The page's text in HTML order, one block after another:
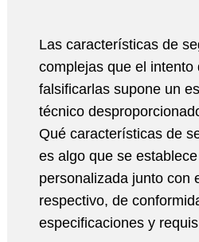
Las características de
complejas que el intento
falsificarlas supone un
técnico
Qué características de
es algo que se
personalizada junto con
respectivo, de
especificaciones y